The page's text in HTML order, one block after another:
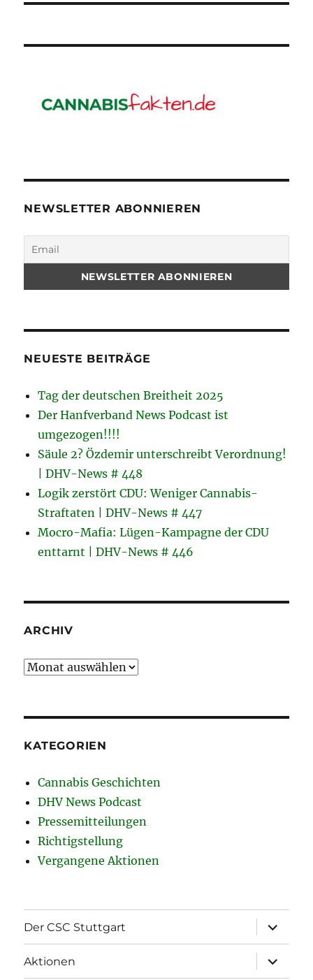
NEWSLETTER ABONNIEREN
NEUESTE BEITRÄGE
Tag der deutschen Breitheit 2025
Der Hanfverband News Podcast ist
umgezogen!!!!
Säule 2? Özdemir unterschreibt Verordnung!
| DHV-News # 448
Logik zerstört CDU: Weniger Cannabis-
Straftaten | DHV-News # 447
Mocro-Mafia: Lügen-Kampagne der CDU
enttarnt | DHV-News # 446
ARCHIV
Archiv
KATEGORIEN
Cannabis Geschichten
DHV News Podcast
Pressemitteilungen
Richtigstellung
Vergangene Aktionen
Der CSC Stuttgart
öffnen
Aktionen
öffnen